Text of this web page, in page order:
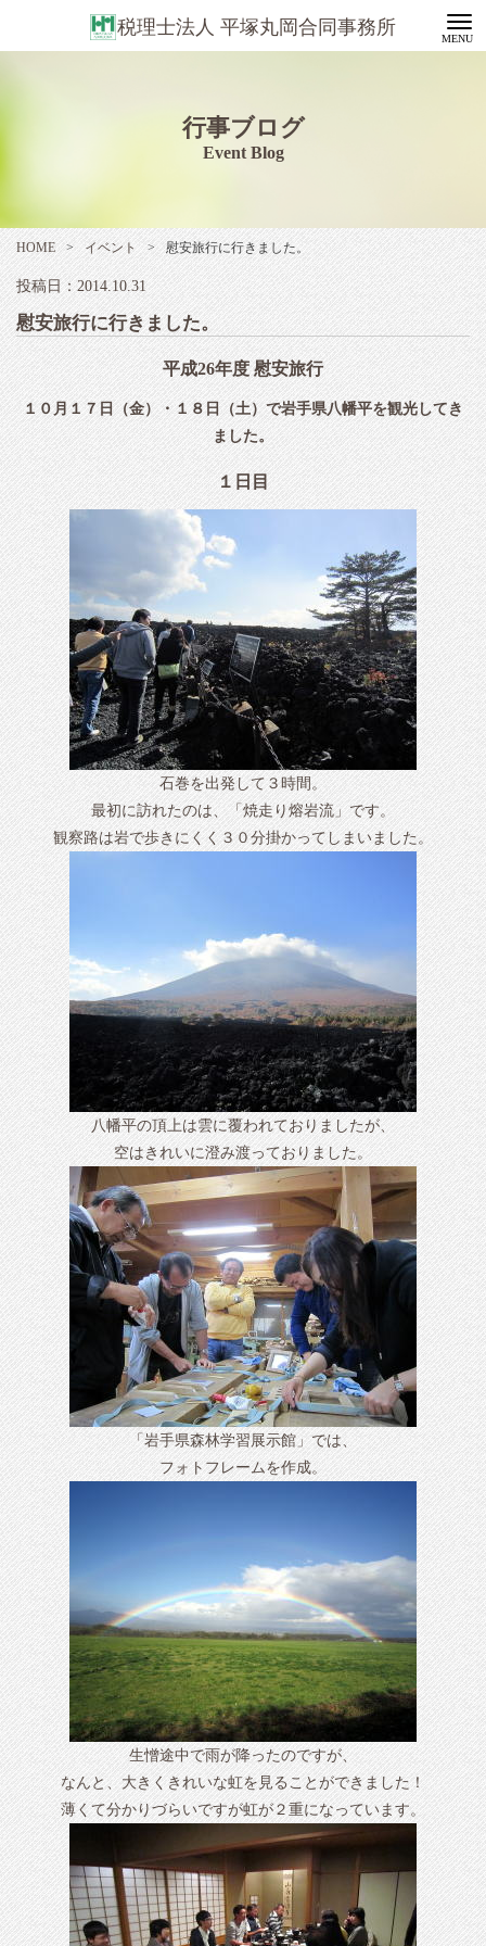
税理士法人 平塚丸岡合同事務所
行事ブログ
Event Blog
HOME > イベント > 慰安旅行に行きました。
投稿日：2014.10.31
慰安旅行に行きました。
平成26年度 慰安旅行
１０月１７日（金）・１８日（土）で岩手県八幡平を観光してき
ました。
１日目
石巻を出発して３時間。
最初に訪れたのは、「焼走り熔岩流」です。
観察路は岩で歩きにくく３０分掛かってしまいました。
八幡平の頂上は雲に覆われておりましたが、
空はきれいに澄み渡っておりました。
「岩手県森林学習展示館」では、
フォトフレームを作成。
生憎途中で雨が降ったのですが、
なんと、大きくきれいな虹を見ることができました！
薄くて分かりづらいですが虹が２重になっています。